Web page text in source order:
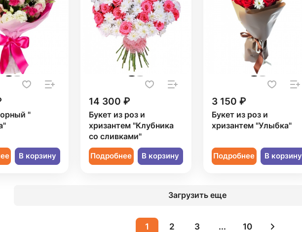
"
В корзину
14 300 ₽
Букет из роз и
хризантем "Клубника
со сливками"
Подробнее В корзину
3 150 ₽
Букет из роз и
хризантем "Улыбка"
Подробнее В корзину
Загрузить еще
1 2 3 ... 10